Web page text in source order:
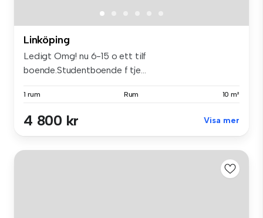
Linköping
Ledigt Omg! nu 6-15 o ett tilf
boende.Studentboende f tje...
1 rum Rum 10 m²
4 800 kr Visa mer